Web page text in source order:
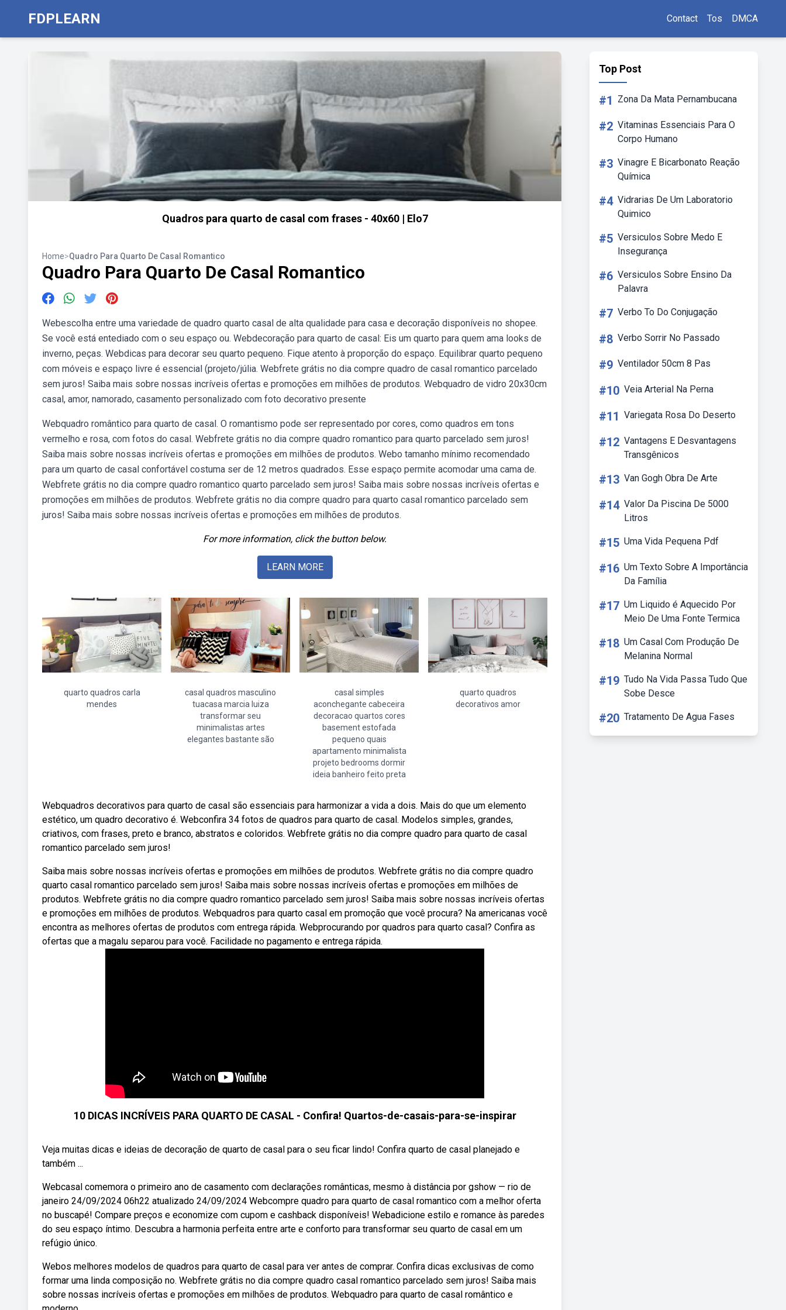
FDPLEARN Contact Tos DMCA
Quadros para quarto de casal com frases - 40x60 | Elo7
Home>Quadro Para Quarto De Casal Romantico
Quadro Para Quarto De Casal Romantico
Webescolha entre uma variedade de quadro quarto casal de alta qualidade para casa e decoração disponíveis no shopee.
Se você está entediado com o seu espaço ou. Webdecoração para quarto de casal: Eis um quarto para quem ama looks de
inverno, peças. Webdicas para decorar seu quarto pequeno. Fique atento à proporção do espaço. Equilibrar quarto pequeno
com móveis e espaço livre é essencial (projeto/júlia. Webfrete grátis no dia compre quadro de casal romantico parcelado
sem juros! Saiba mais sobre nossas incríveis ofertas e promoções em milhões de produtos. Webquadro de vidro 20x30cm
casal, amor, namorado, casamento personalizado com foto decorativo presente
Webquadro romântico para quarto de casal. O romantismo pode ser representado por cores, como quadros em tons
vermelho e rosa, com fotos do casal. Webfrete grátis no dia compre quadro romantico para quarto parcelado sem juros!
Saiba mais sobre nossas incríveis ofertas e promoções em milhões de produtos. Webo tamanho mínimo recomendado
para um quarto de casal confortável costuma ser de 12 metros quadrados. Esse espaço permite acomodar uma cama de.
Webfrete grátis no dia compre quadro romantico quarto parcelado sem juros! Saiba mais sobre nossas incríveis ofertas e
promoções em milhões de produtos. Webfrete grátis no dia compre quadro para quarto casal romantico parcelado sem
juros! Saiba mais sobre nossas incríveis ofertas e promoções em milhões de produtos.
For more information, click the button below.
LEARN MORE
quarto quadros carla
mendes
casal quadros masculino
tuacasa marcia luiza
transformar seu
minimalistas artes
elegantes bastante são
casal simples
aconchegante cabeceira
decoracao quartos cores
basement estofada
pequeno quais
apartamento minimalista
projeto bedrooms dormir
ideia banheiro feito preta
quarto quadros
decorativos amor
Webquadros decorativos para quarto de casal são essenciais para harmonizar a vida a dois. Mais do que um elemento
estético, um quadro decorativo é. Webconfira 34 fotos de quadros para quarto de casal. Modelos simples, grandes,
criativos, com frases, preto e branco, abstratos e coloridos. Webfrete grátis no dia compre quadro para quarto de casal
romantico parcelado sem juros!
Saiba mais sobre nossas incríveis ofertas e promoções em milhões de produtos. Webfrete grátis no dia compre quadro
quarto casal romantico parcelado sem juros! Saiba mais sobre nossas incríveis ofertas e promoções em milhões de
produtos. Webfrete grátis no dia compre quadro romantico parcelado sem juros! Saiba mais sobre nossas incríveis ofertas
e promoções em milhões de produtos. Webquadros para quarto casal em promoção que você procura? Na americanas você
encontra as melhores ofertas de produtos com entrega rápida. Webprocurando por quadros para quarto casal? Confira as
ofertas que a magalu separou para você. Facilidade no pagamento e entrega rápida.
10 DICAS INCRÍVEIS PARA QUARTO DE CASAL - Confira! Quartos-de-casais-para-se-inspirar
Veja muitas dicas e ideias de decoração de quarto de casal para o seu ficar lindo! Confira quarto de casal planejado e
também ...
Webcasal comemora o primeiro ano de casamento com declarações românticas, mesmo à distância por gshow — rio de
janeiro 24/09/2024 06h22 atualizado 24/09/2024 Webcompre quadro para quarto de casal romantico com a melhor oferta
no buscapé! Compare preços e economize com cupom e cashback disponíveis! Webadicione estilo e romance às paredes
do seu espaço íntimo. Descubra a harmonia perfeita entre arte e conforto para transformar seu quarto de casal em um
refúgio único.
Webos melhores modelos de quadros para quarto de casal para ver antes de comprar. Confira dicas exclusivas de como
formar uma linda composição no. Webfrete grátis no dia compre quadro casal romantico parcelado sem juros! Saiba mais
sobre nossas incríveis ofertas e promoções em milhões de produtos. Webquadro para quarto de casal romântico e
Top Post
#1 Zona Da Mata Pernambucana
#2 Vitaminas Essenciais Para O
Corpo Humano
#3 Vinagre E Bicarbonato Reação
Química
#4 Vidrarias De Um Laboratorio
Quimico
#5 Versiculos Sobre Medo E
Insegurança
#6 Versiculos Sobre Ensino Da
Palavra
#7 Verbo To Do Conjugação
#8 Verbo Sorrir No Passado
#9 Ventilador 50cm 8 Pas
#10 Veia Arterial Na Perna
#11 Variegata Rosa Do Deserto
#12 Vantagens E Desvantagens
Transgênicos
#13 Van Gogh Obra De Arte
#14 Valor Da Piscina De 5000
Litros
#15 Uma Vida Pequena Pdf
#16 Um Texto Sobre A Importância
Da Família
#17 Um Liquido é Aquecido Por
Meio De Uma Fonte Termica
#18 Um Casal Com Produção De
Melanina Normal
#19 Tudo Na Vida Passa Tudo Que
Sobe Desce
#20 Tratamento De Agua Fases